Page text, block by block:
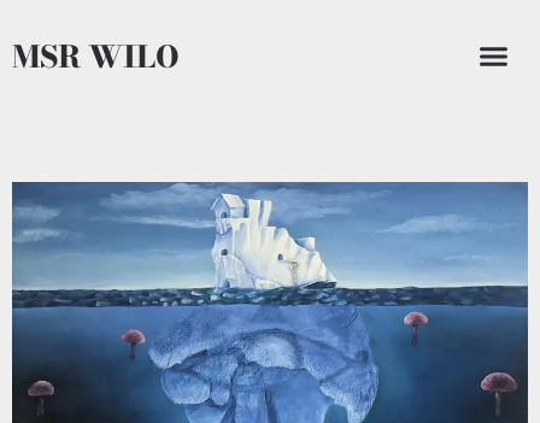
MSR WILO